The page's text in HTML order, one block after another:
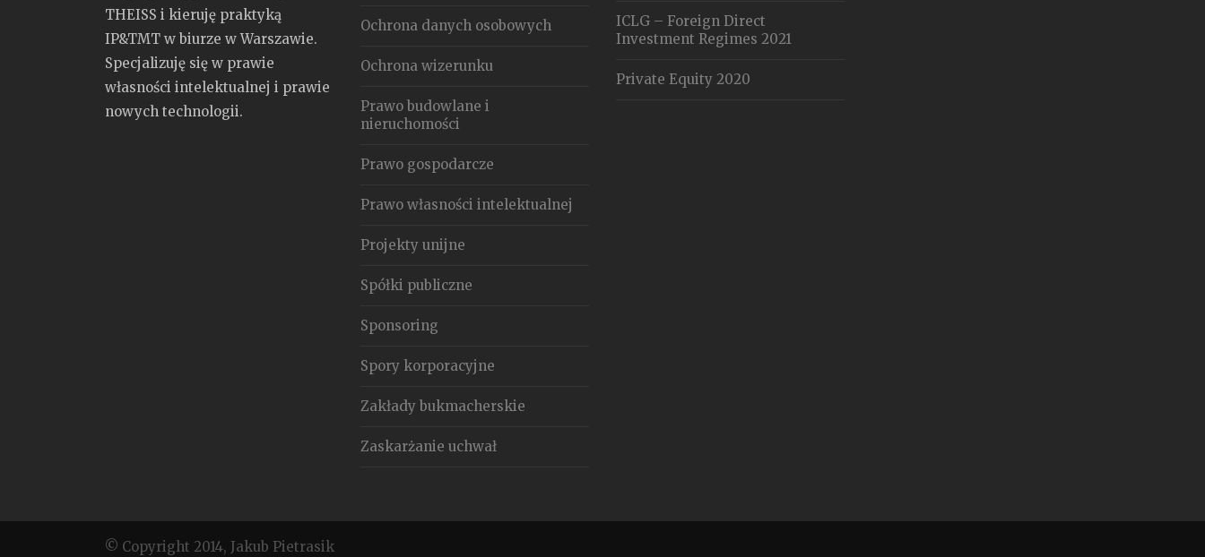
THEISS i kieruję praktyką
IP&TMT w biurze w Warszawie.
Specjalizuję się w prawie
własności intelektualnej i prawie
nowych technologii.
Ochrona danych osobowych
Ochrona wizerunku
Prawo budowlane i
nieruchomości
Prawo gospodarcze
Prawo własności intelektualnej
Projekty unijne
Spółki publiczne
Sponsoring
Spory korporacyjne
Zakłady bukmacherskie
Zaskarżanie uchwał
ICLG – Foreign Direct
Investment Regimes 2021
Private Equity 2020
© Copyright 2014, Jakub Pietrasik